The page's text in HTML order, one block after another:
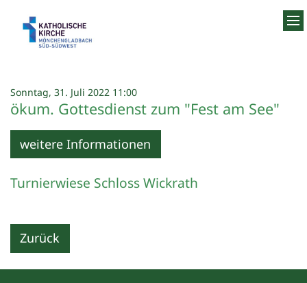
Sonntag, 31. Juli 2022 11:00:
ökum. Gottesdienst zum "Fest am See"
weitere Informationen
Turnierwiese Schloss Wickrath
Zurück